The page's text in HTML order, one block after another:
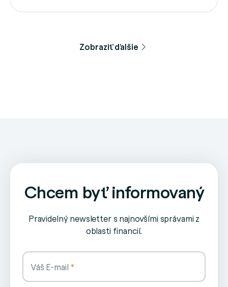
Zobraziť ďalšie
Chcem byť informovaný
Pravidelný newsletter s najnovšími správami z
oblasti financií.
Váš E-mail